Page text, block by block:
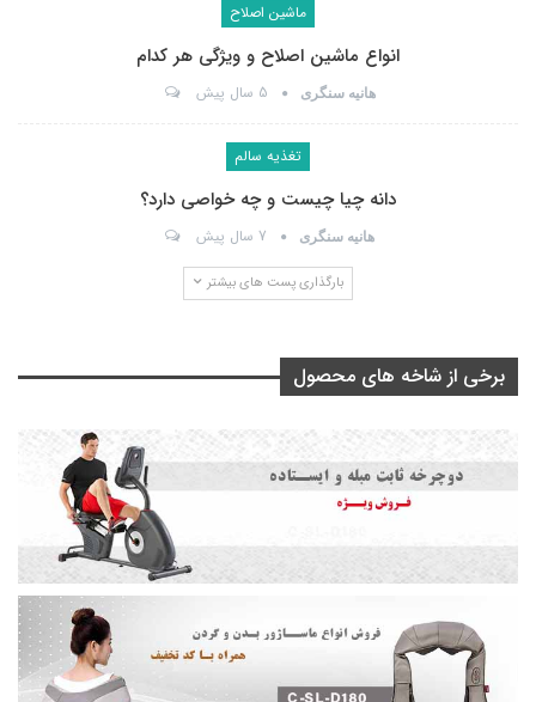
ماشین اصلاح
انواع ماشین اصلاح و ویژگی هر کدام
هانیه سنگری 5 سال پیش
تغذیه سالم
دانه چیا چیست و چه خواصی دارد؟
هانیه سنگری 7 سال پیش
بارگذاری پست های بیشتر
برخی از شاخه های محصول